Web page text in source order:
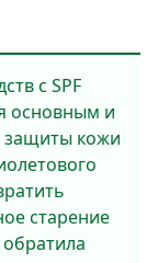
с SPF
основным и
защиты кожи
старение